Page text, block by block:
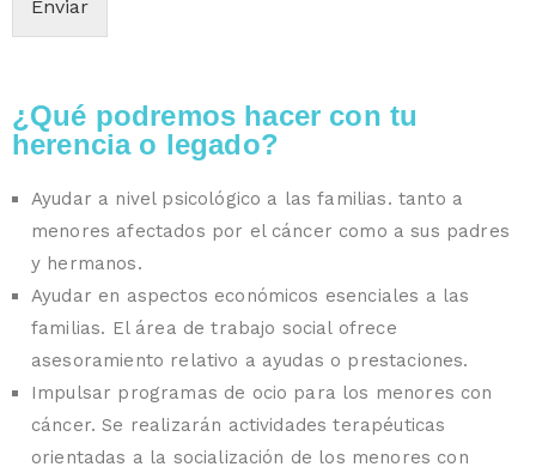
G
P
*
Enviar
¿Qué podremos hacer con tu
herencia o legado?
Ayudar a nivel psicológico a las familias. tanto a
menores afectados por el cáncer como a sus padres
y hermanos.
Ayudar en aspectos económicos esenciales a las
familias. El área de trabajo social ofrece
asesoramiento relativo a ayudas o prestaciones.
Impulsar programas de ocio para los menores con
cáncer. Se realizarán actividades terapéuticas
orientadas a la socialización de los menores con